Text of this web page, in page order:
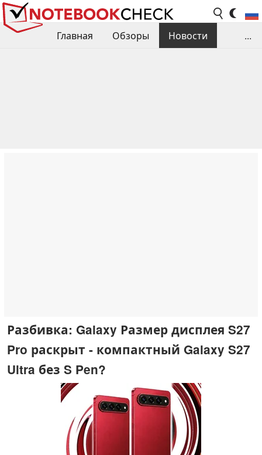
Главная Обзоры
Новости
...
Разбивка: Galaxy Размер дисплея S27
Pro раскрыт - компактный Galaxy S27
Ultra без S Pen?